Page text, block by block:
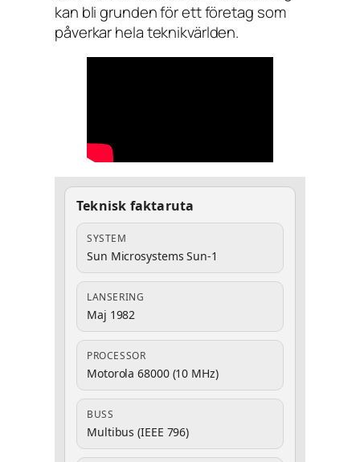
kan bli grunden för ett företag som
påverkar hela teknikvärlden.
Teknisk faktaruta
SYSTEM
Sun Microsystems Sun-1
LANSERING
Maj 1982
PROCESSOR
Motorola 68000 (10 MHz)
BUSS
Multibus (IEEE 796)